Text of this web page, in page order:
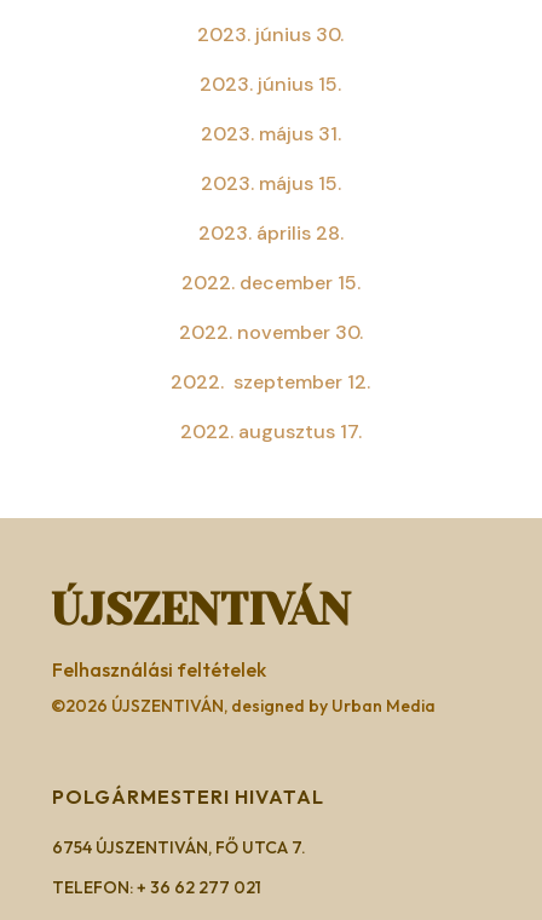
2023. június 30.
2023. június 15.
2023. május 31.
2023. május 15.
2023. április 28.
2022. december 15.
2022. november 30.
2022. szeptember 12.
2022. augusztus 17.
ÚJSZENTIVÁN
Felhasználási feltételek
©2026 ÚJSZENTIVÁN, designed by Urban Media
POLGÁRMESTERI HIVATAL
6754 ÚJSZENTIVÁN, FŐ UTCA 7.
TELEFON: + 36 62 277 021